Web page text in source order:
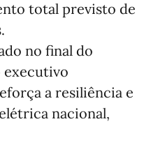
total previsto de
no final do
executivo
a resiliência e
nacional,